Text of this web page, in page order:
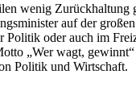
wenig Zurückhaltung
auf der
oder auch im
„Wer wagt,
Politik und Wirtschaft.